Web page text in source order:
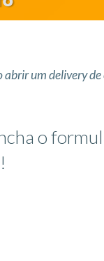
abrir um delivery
o